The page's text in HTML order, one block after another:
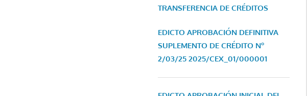
TRANSFERENCIA DE CRÉDITOS
EDICTO APROBACIÓN DEFINITIVA
SUPLEMENTO DE CRÉDITO Nº
2/03/25 2025/CEX_01/000001